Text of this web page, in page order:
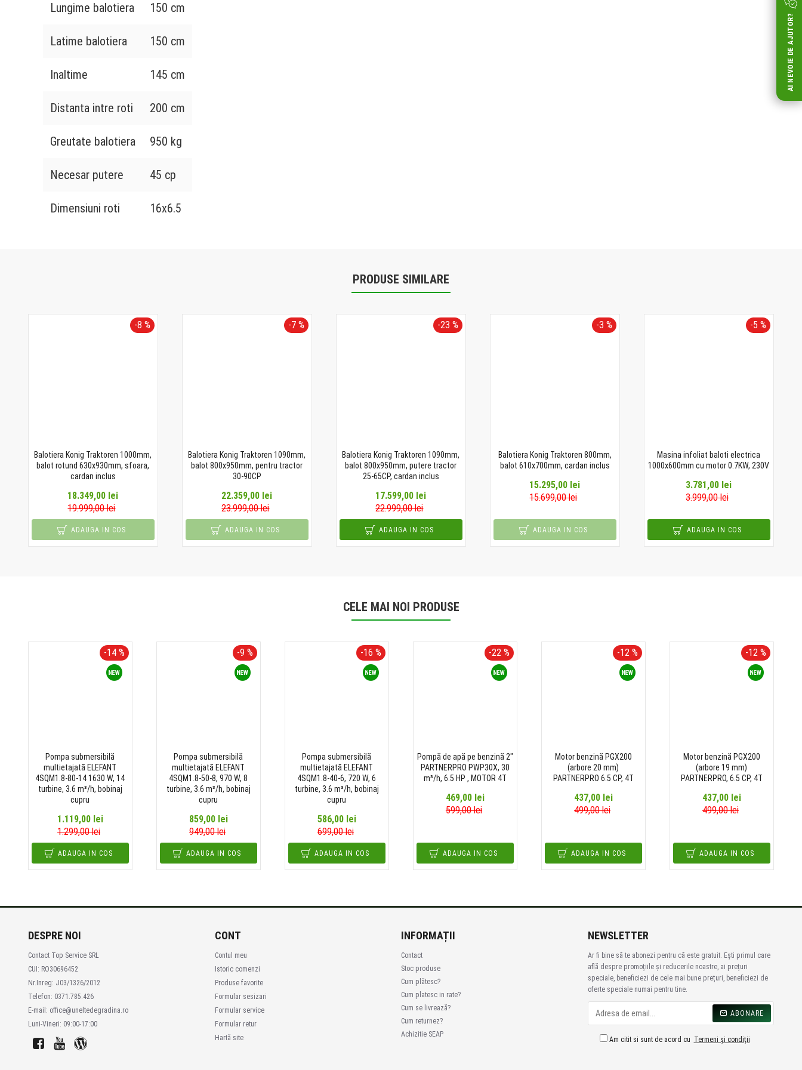
Lungime balotiera 150 cm
Latime balotiera 150 cm
Inaltime 145 cm
Distanta intre roti 200 cm
Greutate balotiera 950 kg
Necesar putere 45 cp
Dimensiuni roti 16x6.5
PRODUSE SIMILARE
-8 %
Balotiera Konig Traktoren 1000mm,
balot rotund 630x930mm, sfoara,
cardan inclus
18.349,00 lei
19.999,00 lei
ADAUGA IN COS
-7 %
Balotiera Konig Traktoren 1090mm,
balot 800x950mm, pentru tractor
30-90CP
22.359,00 lei
23.999,00 lei
ADAUGA IN COS
-23 %
Balotiera Konig Traktoren 1090mm,
balot 800x950mm, putere tractor
25-65CP, cardan inclus
17.599,00 lei
22.999,00 lei
ADAUGA IN COS
-3 %
Balotiera Konig Traktoren 800mm,
balot 610x700mm, cardan inclus
15.295,00 lei
15.699,00 lei
ADAUGA IN COS
-5 %
Masina infoliat baloti electrica
1000x600mm cu motor 0.7KW, 230V
3.781,00 lei
3.999,00 lei
ADAUGA IN COS
CELE MAI NOI PRODUSE
-14 %
Pompa submersibilă
multietajată ELEFANT
4SQM1.8-80-14 1630 W, 14
turbine, 3.6 m³/h, bobinaj
cupru
1.119,00 lei
1.299,00 lei
ADAUGA IN COS
-9 %
Pompa submersibilă
multietajată ELEFANT
4SQM1.8-50-8, 970 W, 8
turbine, 3.6 m³/h, bobinaj
cupru
859,00 lei
949,00 lei
ADAUGA IN COS
-16 %
Pompa submersibilă
multietajată ELEFANT
4SQM1.8-40-6, 720 W, 6
turbine, 3.6 m³/h, bobinaj
cupru
586,00 lei
699,00 lei
ADAUGA IN COS
-22 %
Pompă de apă pe benzină 2"
PARTNERPRO PWP30X, 30
m³/h, 6.5 HP , MOTOR 4T
469,00 lei
599,00 lei
ADAUGA IN COS
-12 %
Motor benzină PGX200
(arbore 20 mm)
PARTNERPRO 6.5 CP, 4T
437,00 lei
499,00 lei
ADAUGA IN COS
-12 %
Motor benzină PGX200
(arbore 19 mm)
PARTNERPRO, 6.5 CP, 4T
437,00 lei
499,00 lei
ADAUGA IN COS
DESPRE NOI
Contact Top Service SRL
CUI: RO30696452
Nr.Inreg: J03/1326/2012
Telefon: 0371.785.426
E-mail: office@uneltedegradina.ro
Luni-Vineri: 09:00-17:00
AI NEVOIE DE AJUTOR?
CONT
Contul meu
Istoric comenzi
Produse favorite
Formular sesizari
Formular service
Formular retur
Hartă site
INFORMAȚII
Contact
Stoc produse
Cum plătesc?
Cum platesc in rate?
Cum se livrează?
Cum returnez?
Achizitie SEAP
NEWSLETTER
Ar fi bine să te abonezi pentru că este gratuit. Ești primul care
află despre promoțiile și reducerile noastre, ai prețuri
speciale, beneficiezi de cele mai bune prețuri, beneficiezi de
oferte speciale numai pentru tine.
ABONARE
Am citit si sunt de acord cu Termeni și condiții